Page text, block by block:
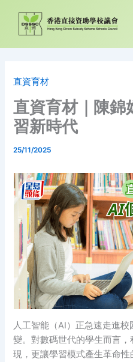
要
直資育材
直資育材｜陳錦
習新時代
25/11/2025
人工智能（AI）正急速走進
變。對數碼世代的學生而言
現，更讓學習模式產生革命